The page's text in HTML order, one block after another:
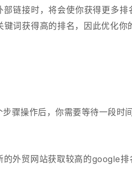
部链接时，将会使你获得更多
键词获得高的排名，因此优化
骤操作后，你需要等待一段时
的外贸网站获取较高的google